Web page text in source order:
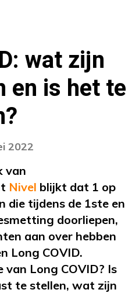
wat zijn
en is het te
2022
van
Nivel blijkt dat 1 op
die tijdens de 1ste en
doorliepen,
aan over hebben
Long COVID.
van Long COVID? Is
te stellen, wat zijn